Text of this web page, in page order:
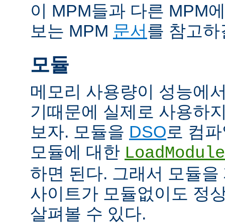
이 MPM들과 다른 MPM
보는 MPM 문서를 참고
모듈
메모리 사용량이 성능에
기때문에 실제로 사용하
보자. 모듈을 DSO로 컴
모듈에 대한 LoadModule
하면 된다. 그래서 모듈
사이트가 모듈없이도 정
살펴볼 수 있다.